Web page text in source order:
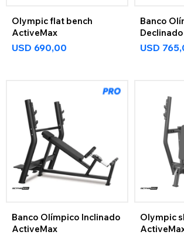
Olympic flat bench
ActiveMax
USD 690,00
Banco
USD
Banco Olímpico Inclinado
ActiveMax
Olympic